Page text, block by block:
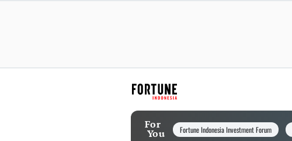
For
You Fortune Indonesia Investment Forum